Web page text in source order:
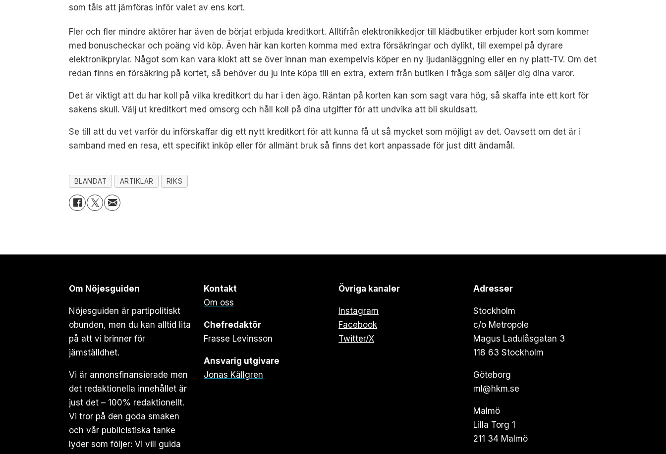
som tåls att jämföras inför valet av ens kort.
Fler och fler mindre aktörer har även de börjat erbjuda kreditkort. Alltifrån elektronikkedjor till klädbutiker erbjuder kort som kommer
med bonuscheckar och poäng vid köp. Även här kan korten komma med extra försäkringar och dylikt, till exempel på dyrare
elektronikprylar. Något som kan vara klokt att se över innan man exempelvis köper en ny ljudanläggning eller en ny platt-TV. Om det
redan finns en försäkring på kortet, så behöver du ju inte köpa till en extra, extern från butiken i fråga som säljer dig dina varor.
Det är viktigt att du har koll på vilka kreditkort du har i den ägo. Räntan på korten kan som sagt vara hög, så skaffa inte ett kort för
sakens skull. Välj ut kreditkort med omsorg och håll koll på dina utgifter för att undvika att bli skuldsatt.
Se till att du vet varför du införskaffar dig ett nytt kreditkort för att kunna få ut så mycket som möjligt av det. Oavsett om det är i
samband med en resa, ett specifikt inköp eller för allmänt bruk så finns det kort anpassade för just ditt ändamål.
BLANDAT ARTIKLAR RIKS
Om Nöjesguiden
Nöjesguiden är partipolitiskt
obunden, men du kan alltid lita
på att vi brinner för
jämställdhet.
Vi är annonsfinansierade men
det redaktionella innehållet är
just det – 100% redaktionellt.
Vi tror på den goda smaken
och vår publicistiska tanke
lyder som följer: Vi vill guida
Kontakt
Om oss
Chefredaktör
Frasse Levinsson
Ansvarig utgivare
Jonas Källgren
Övriga kanaler
Instagram
Facebook
Twitter/X
Adresser
Stockholm
c/o Metropole
Magus Ladulåsgatan 3
118 63 Stockholm
Göteborg
ml@hkm.se
Malmö
Lilla Torg 1
211 34 Malmö